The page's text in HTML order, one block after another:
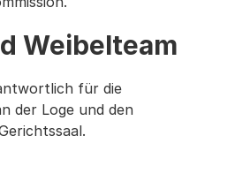
Weibelteam
für die
der Loge und den